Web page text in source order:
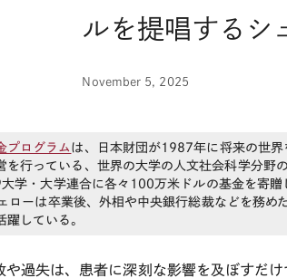
ルを提唱するシ
November 5, 2025
プログラム は、日本財団が1987年に将来の世界
を行っている、世界の大学の人文社会科学分野
大学・大学連合に各々 100万米ドルの基金を寄贈
ローは卒業後、外相や中央銀行総裁などを務め
している。
や過失は、患者に深刻な影響を及ぼすだ